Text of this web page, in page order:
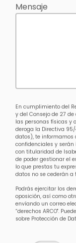
Mensaje
En cumplimiento del
y del Consejo de 27
las personas físicas y
deroga la Directiva
datos), te informamos
confidenciales y
con titularidad de
de poder gestionar el
lo que prestas tu
datos no se cederán a
Podrás ejercitar los
oposición, así como
envíando un correo
“derechos ARCO".
sobre Protección de